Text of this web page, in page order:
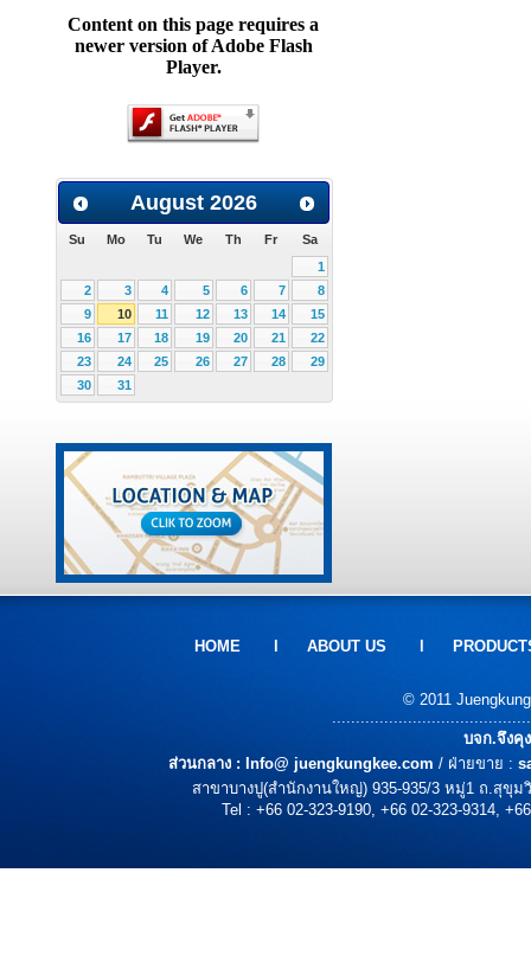
Content on this page requires a
newer version of Adobe Flash
Player.
August 2026
Su Mo Tu We Th Fr
Sa
1
2
3 4 5 6 7
8
9
10 11 12 13 14
15
16
17 18 19 20 21
22
23
24 25 26 27 28
29
30
31
HOMEl ABOUT US
© 2011
บจก.จึงคุ
ส่วนกลาง : Info@ juengkungkee.com / ฝ่ายขาย :
สาขาบางปู(สำนักงานใหญ่) 935-935/3 หมู่1 ถ.สุขุ
Tel : +66 02-323-9190, +66 02-323-9314,